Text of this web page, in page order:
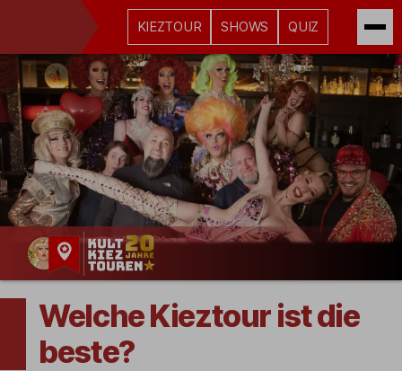
KIEZTOUR SHOWS QUIZ
Kult-
Kieztouren
Hamburg
Welche Kieztour ist die
beste?